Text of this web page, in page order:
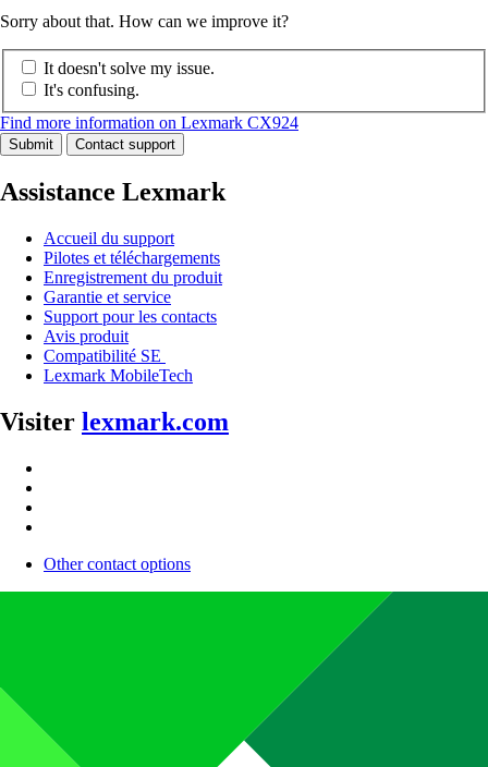
Sorry about that. How can we improve it?
It doesn't solve my issue.
It's confusing.
Find more information on Lexmark CX924
Submit Contact support
Assistance Lexmark
Accueil du support
Pilotes et téléchargements
Enregistrement du produit
Garantie et service
Support pour les contacts
Avis produit
Compatibilité SE
Lexmark MobileTech
Visiter lexmark.com
Other contact options